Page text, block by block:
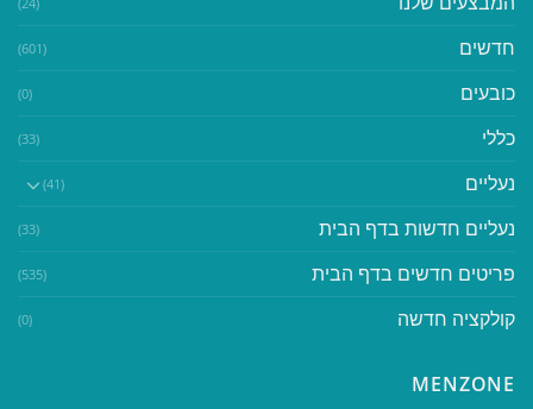
חדשים (601)
כובעים (0)
כללי (33)
נעליים (41)
נעליים חדשות בדף הבית (33)
פריטים חדשים בדף הבית (535)
קולקציה חדשה (0)
MENZONE